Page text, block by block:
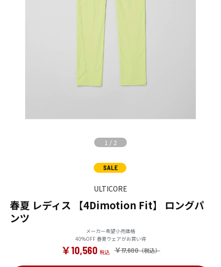
1 / 2
ULTICORE
春夏 レディス 【4Dimotion Fit】 ロングパ
ンツ
メーカー希望小売価格
40%OFF 春夏ウェアがお買い得
￥17,600
￥10,560